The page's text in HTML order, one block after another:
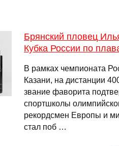
Брянский пловец
Кубка России по
В рамках чемпионата
Казани, на дистанции
звание фаворита
спортшколы
рекордсмен Европы и
стал поб …